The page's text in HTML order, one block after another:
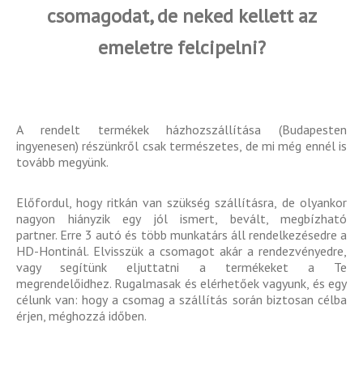
csomagodat, de neked kellett az
emeletre felcipelni?
A rendelt termékek házhozszállítása (Budapesten
ingyenesen) részünkről csak természetes, de mi még ennél is
tovább megyünk.
Előfordul, hogy ritkán van szükség szállításra, de olyankor
nagyon hiányzik egy jól ismert, bevált, megbízható
partner. Erre 3 autó és több munkatárs áll rendelkezésedre a
HD-Hontinál. Elvisszük a csomagot akár a rendezvényedre,
vagy segítünk eljuttatni a termékeket a Te
megrendelőidhez. Rugalmasak és elérhetőek vagyunk, és egy
célunk van: hogy a csomag a szállítás során biztosan célba
érjen, méghozzá időben.